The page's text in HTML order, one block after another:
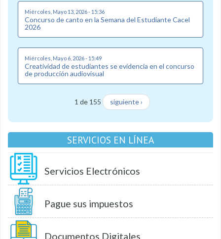
Miércoles, Mayo 13, 2026 - 15:36
Concurso de canto en la Semana del Estudiante Cacel
2026
Miércoles, Mayo 6, 2026 - 15:49
Creatividad de estudiantes se evidencia en el concurso
de producción audiovisual
1 de 155 siguiente ›
SERVICIOS EN LÍNEA
Servicios Electrónicos
Pague sus impuestos
Documentos Digitales